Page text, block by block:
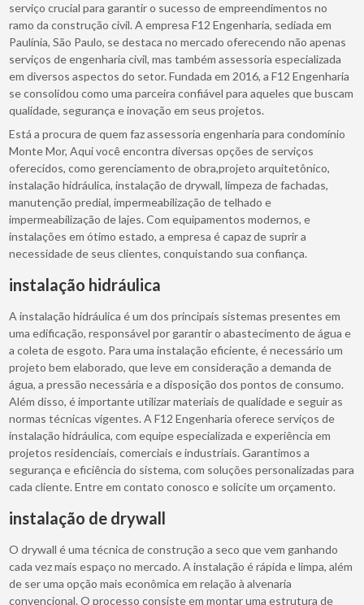
serviço crucial para garantir o sucesso de empreendimentos no
ramo da construção civil. A empresa F12 Engenharia, sediada em
Paulínia, São Paulo, se destaca no mercado oferecendo não apenas
serviços de engenharia civil, mas também assessoria especializada
em diversos aspectos do setor. Fundada em 2016, a F12 Engenharia
se consolidou como uma parceira confiável para aqueles que buscam
qualidade, segurança e inovação em seus projetos.
Está a procura de quem faz assessoria engenharia para condomínio
Monte Mor, Aqui você encontra diversas opções de serviços
oferecidos, como gerenciamento de obra,projeto arquitetônico,
instalação hidráulica, instalação de drywall, limpeza de fachadas,
manutenção predial, impermeabilização de telhado e
impermeabilização de lajes. Com equipamentos modernos, e
instalações em ótimo estado, a empresa é capaz de suprir a
necessidade de seus clientes, conquistando sua confiança.
instalação hidráulica
A instalação hidráulica é um dos principais sistemas presentes em
uma edificação, responsável por garantir o abastecimento de água e
a coleta de esgoto. Para uma instalação eficiente, é necessário um
projeto bem elaborado, que leve em consideração a demanda de
água, a pressão necessária e a disposição dos pontos de consumo.
Além disso, é importante utilizar materiais de qualidade e seguir as
normas técnicas vigentes. A F12 Engenharia oferece serviços de
instalação hidráulica, com equipe especializada e experiência em
projetos residenciais, comerciais e industriais. Garantimos a
segurança e eficiência do sistema, com soluções personalizadas para
cada cliente. Entre em contato conosco e solicite um orçamento.
instalação de drywall
O drywall é uma técnica de construção a seco que vem ganhando
cada vez mais espaço no mercado. A instalação é rápida e limpa, além
de ser uma opção mais econômica em relação à alvenaria
convencional. O processo consiste em montar uma estrutura de